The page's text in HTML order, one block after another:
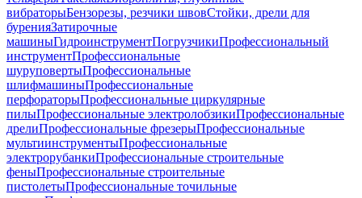
вибраторыБензорезы, резчики швовСтойки, дрели для
буренияЗатирочные
машиныГидроинструментПогрузчикиПрофессиональный
инструментПрофессиональные
шуруповертыПрофессиональные
шлифмашиныПрофессиональные
перфораторыПрофессиональные циркулярные
пилыПрофессиональные электролобзикиПрофессиональные
дрелиПрофессиональные фрезерыПрофессиональные
мультиинструментыПрофессиональные
электрорубанкиПрофессиональные строительные
феныПрофессиональные строительные
пистолетыПрофессиональные точильные